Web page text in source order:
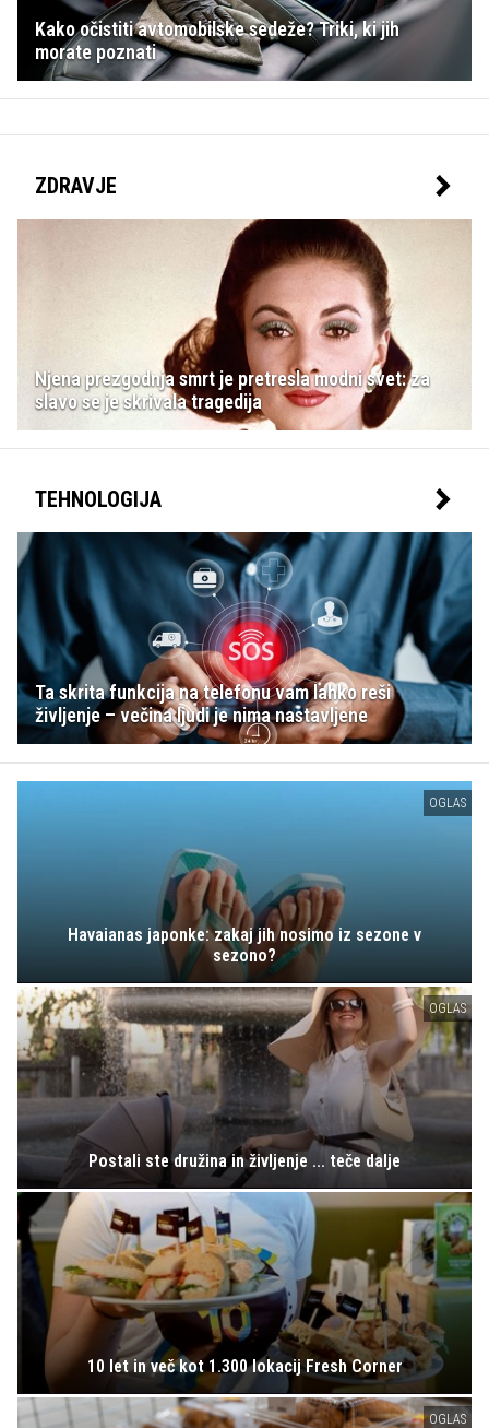
Kako očistiti avtomobilske sedeže? Triki, ki jih
morate poznati
ZDRAVJE
Njena prezgodnja smrt je pretresla modni svet: za
slavo se je skrivala tragedija
TEHNOLOGIJA
Ta skrita funkcija na telefonu vam lahko reši
življenje – večina ljudi je nima nastavljene
OGLAS
Havaianas japonke: zakaj jih nosimo iz sezone v
sezono?
OGLAS
Postali ste družina in življenje ... teče dalje
10 let in več kot 1.300 lokacij Fresh Corner
OGLAS